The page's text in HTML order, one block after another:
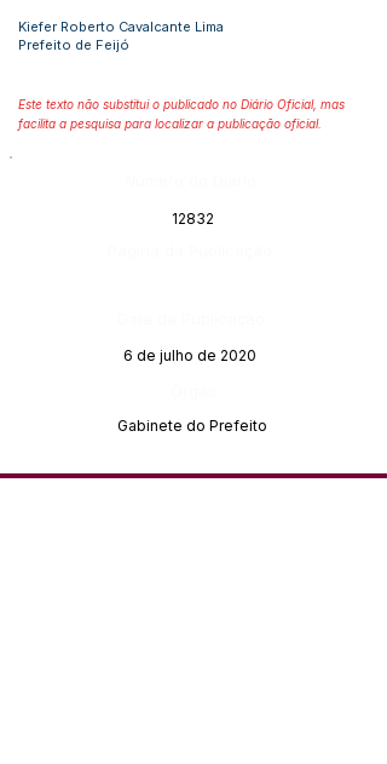
Kiefer Roberto Cavalcante Lima
Prefeito de Feijó
Este texto não substitui o publicado no Diário Oficial, mas
facilita a pesquisa para localizar a publicação oficial.
12832
6 de julho de 2020
Gabinete do Prefeito